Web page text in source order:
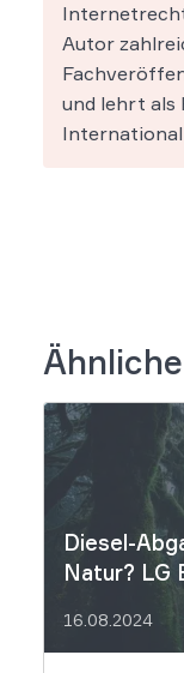
Autor
und lehrt als
International
Diesel-
Natur? LG
16.08.2024